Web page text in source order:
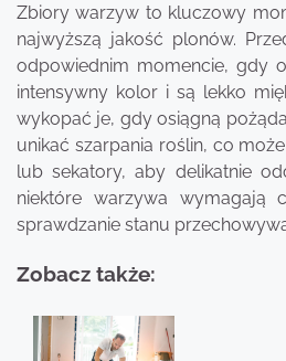
Zbiory warzyw to kluczowy
najwyższą jakość plonów.
odpowiednim momencie, gdy
intensywny kolor i są lekko
wykopać je, gdy osiągną
unikać szarpania roślin, co
lub sekatory, aby delikatnie
niektóre warzywa wymagają
sprawdzanie stanu
Zobacz także: